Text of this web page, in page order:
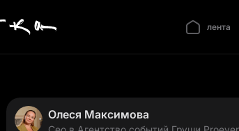
лента
Олеся Максимова